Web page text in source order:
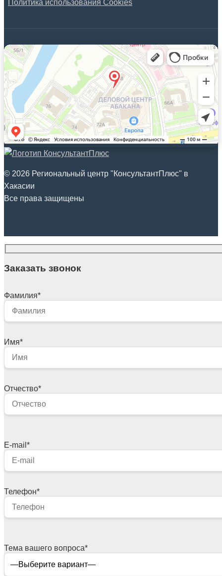
Политика использования Cookies
© 2026 Региональный центр "КонсультантПлюс" в
Хакасии
Все права защищены
Заказать звонок
Фамилия*
Имя*
Отчество*
E-mail *
Телефон*
Тема вашего вопроса*